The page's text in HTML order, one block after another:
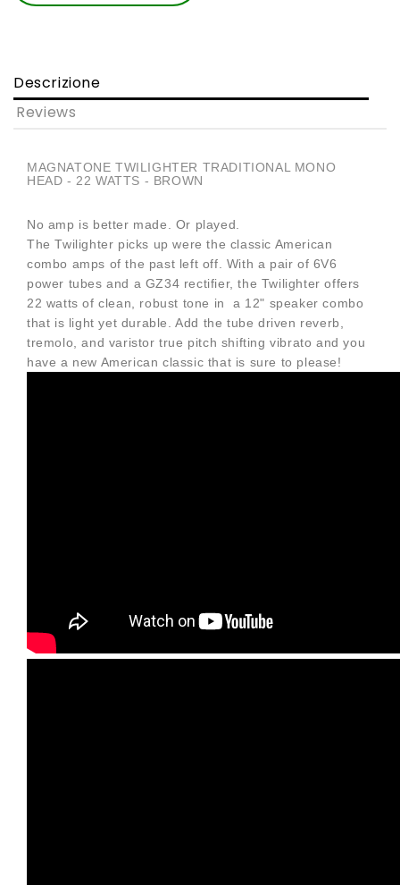
Descrizione
Reviews
MAGNATONE TWILIGHTER TRADITIONAL MONO
HEAD - 22 WATTS - BROWN
No amp is better made. Or played.
The Twilighter picks up were the classic American
combo amps of the past left off. With a pair of 6V6
power tubes and a GZ34 rectifier, the Twilighter offers
22 watts of clean, robust tone in a 12" speaker combo
that is light yet durable. Add the tube driven reverb,
tremolo, and varistor true pitch shifting vibrato and you
have a new American classic that is sure to please!